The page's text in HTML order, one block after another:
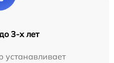
3-х лет
устанавливает